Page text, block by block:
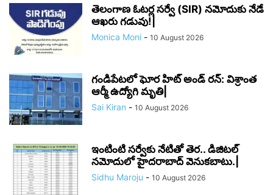
తెలంగాణ ఓటర్ల సర్వే (SIR) నమోదుకు నేడే
ఆఖరు గడువు!|
Monica Moni - 10 August 2026
గండిపేటలో ఘోర హిట్ అండ్ రన్: విశ్రాంత
ఆర్మీ ఉద్యోగి మృతి|
Sai Kiran - 10 August 2026
ఇంటింటి సర్వేకు నేటితో తెర.. డిజిటల్
నమోదులో హైదరాబాద్ వెనుకబాటు.|
Sidhu Maroju - 10 August 2026